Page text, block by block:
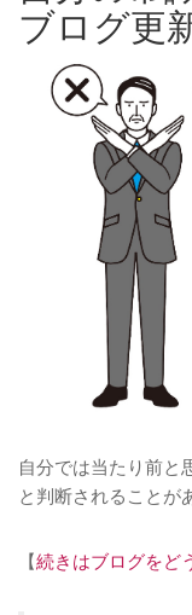
ブログ更
自分では当たり前と
と判断されることが
【続きはブログをど